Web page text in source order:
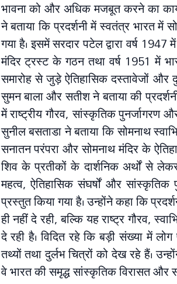
भावना को और अधिक मजबूत करने का
ने बताया कि प्रदर्शनी में स्वतंत्र भारत में
गया है। इसमें सरदार पटेल द्वारा वर्ष 1947
मंदिर ट्रस्ट के गठन तथा वर्ष 1951 में
समारोह से जुड़े ऐतिहासिक दस्तावेजों और
सुमन बाला और सतीश ने बताया की
में राष्ट्रीय गौरव, सांस्कृतिक
सुनील बसताडा ने बताया कि सोमनाथ
सनातन परंपरा और सोमनाथ मंदिर के
शिव के प्रतीकों के दार्शनिक अर्थों से
महत्व, ऐतिहासिक संघर्षों और
प्रस्तुत किया गया है। उन्होंने कहा कि
ही नहीं दे रही, बल्कि यह राष्ट्र गौरव,
दे रही है। विदित रहे कि बड़ी संख्या में
तथ्यों तथा दुर्लभ चित्रों को देख रहे हैं।
वे भारत की समृद्ध सांस्कृतिक विरासत और